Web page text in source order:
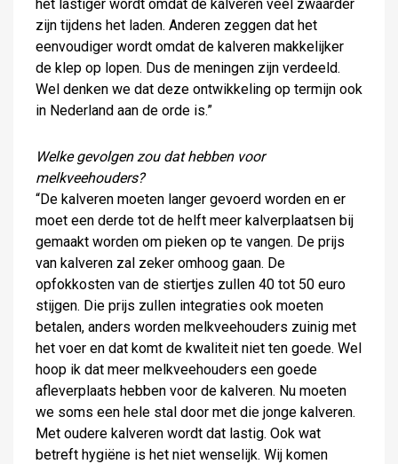
het lastiger wordt omdat de kalveren veel zwaarder
zijn tijdens het laden. Anderen zeggen dat het
eenvoudiger wordt omdat de kalveren makkelijker
de klep op lopen. Dus de meningen zijn verdeeld.
Wel denken we dat deze ontwikkeling op termijn ook
in Nederland aan de orde is.”
Welke gevolgen zou dat hebben voor
melkveehouders?
“De kalveren moeten langer gevoerd worden en er
moet een derde tot de helft meer kalverplaatsen bij
gemaakt worden om pieken op te vangen. De prijs
van kalveren zal zeker omhoog gaan. De
opfokkosten van de stiertjes zullen 40 tot 50 euro
stijgen. Die prijs zullen integraties ook moeten
betalen, anders worden melkveehouders zuinig met
het voer en dat komt de kwaliteit niet ten goede. Wel
hoop ik dat meer melkveehouders een goede
afleverplaats hebben voor de kalveren. Nu moeten
we soms een hele stal door met die jonge kalveren.
Met oudere kalveren wordt dat lastig. Ook wat
betreft hygiëne is het niet wenselijk. Wij komen